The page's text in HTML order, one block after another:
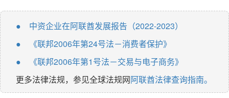
● 中资企业在阿联酋发展报告（2022-2023）
● 《联邦2006年第24号法－消费者保护》
●
《联邦2006年第1号法－交易与电子商务》
更多法律法规，参见全球法规网阿联酋法律查询指南。